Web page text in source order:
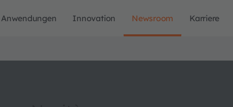
Anwendungen Innovation Newsroom Karriere